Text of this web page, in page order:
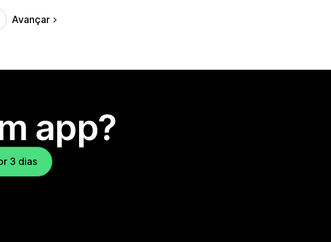
Avançar
app?
3 dias